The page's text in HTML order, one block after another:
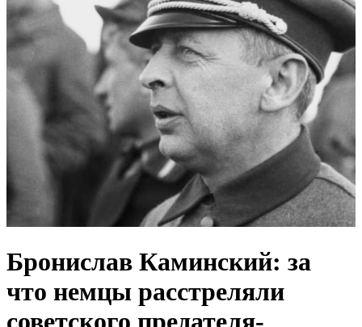
Бронислав Каминский: за
что немцы расстреляли